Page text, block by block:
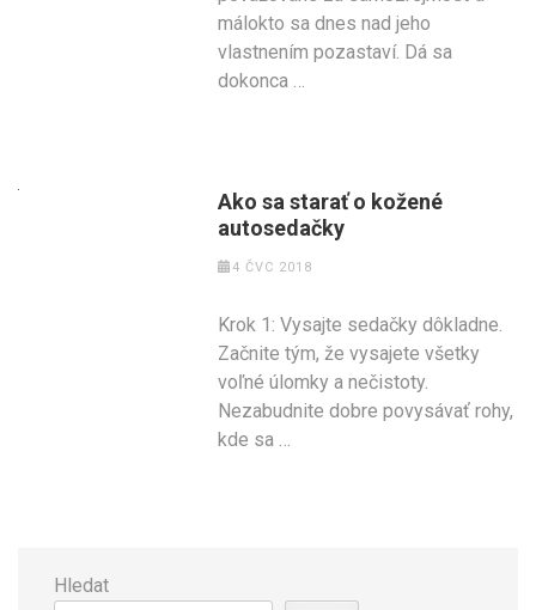
málokto sa dnes nad jeho
vlastnením pozastaví. Dá sa
dokonca …
Ako sa starať o kožené
autosedačky
4 ČVC 2018
Krok 1: Vysajte sedačky dôkladne.
Začnite tým, že vysajete všetky
voľné úlomky a nečistoty.
Nezabudnite dobre povysávať rohy,
kde sa …
Hledat